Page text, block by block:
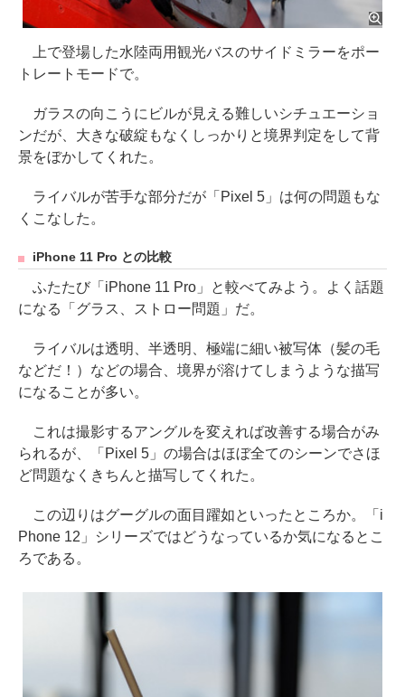
上で登場した水陸両用観光バスのサイドミラーをポー
トレートモードで。
ガラスの向こうにビルが見える難しいシチュエーショ
ンだが、大きな破綻もなくしっかりと境界判定をして背
景をぼかしてくれた。
ライバルが苦手な部分だが「Pixel 5」は何の問題もな
くこなした。
iPhone 11 Pro との比較
ふたたび「iPhone 11 Pro」と較べてみよう。よく話題
になる「グラス、ストロー問題」だ。
ライバルは透明、半透明、極端に細い被写体（髪の毛
などだ！）などの場合、境界が溶けてしまうような描写
になることが多い。
これは撮影するアングルを変えれば改善する場合がみ
られるが、「Pixel 5」の場合はほぼ全てのシーンでさほ
ど問題なくきちんと描写してくれた。
この辺りはグーグルの面目躍如といったところか。「i
Phone 12」シリーズではどうなっているか気になるとこ
ろである。